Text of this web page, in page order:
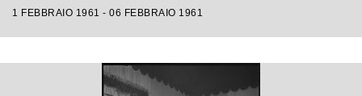
1 FEBBRAIO 1961 - 06 FEBBRAIO 1961